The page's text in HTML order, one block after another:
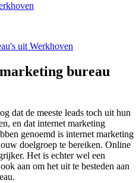
uit Werkhoven
bureau
dat de meeste leads toch uit hun
en dat internet marketing
genoemd is internet marketing
doelgroep te bereiken. Online
Het is echter wel een
aan om het uit te besteden aan